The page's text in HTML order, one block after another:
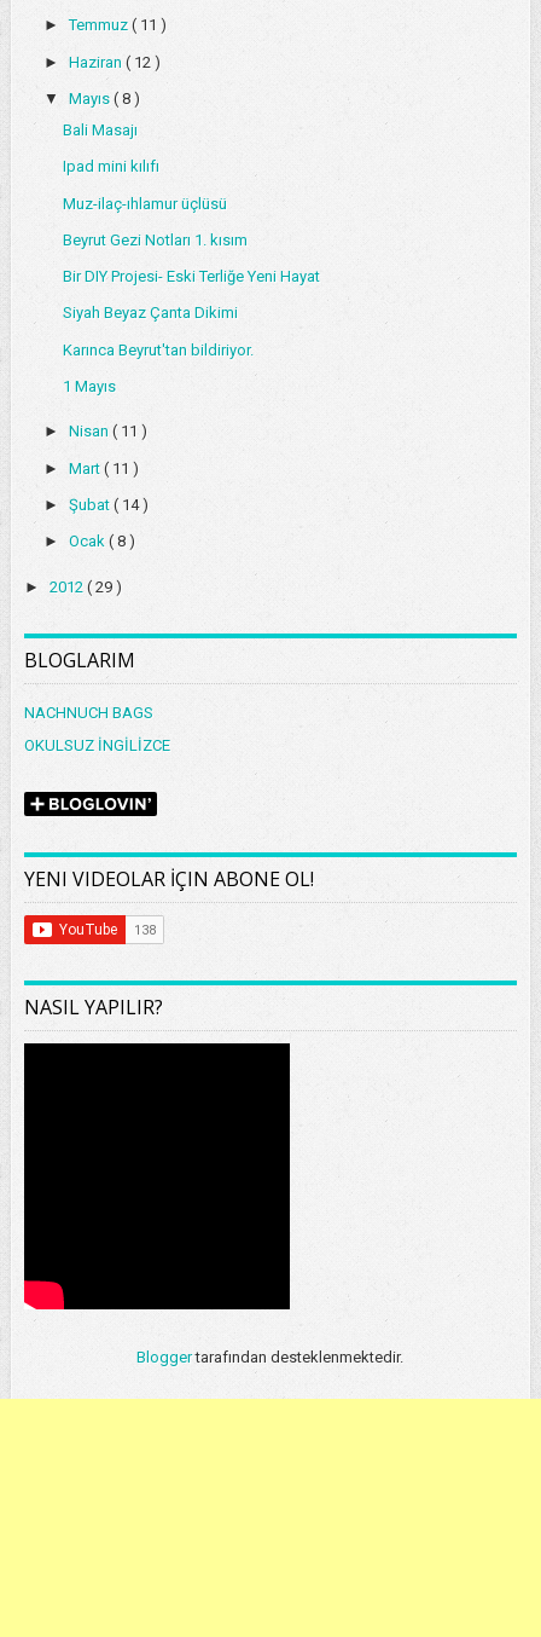
►Temmuz ( 11 )
► Haziran ( 12 )
▼ Mayıs ( 8 )
Bali Masajı
Ipad mini kılıfı
Muz-ilaç-ıhlamur üçlüsü
Beyrut Gezi Notları 1. kısım
Bir DIY Projesi- Eski Terliğe Yeni Hayat
Siyah Beyaz Çanta Dikimi
Karınca Beyrut'tan bildiriyor.
1 Mayıs
► Nisan ( 11 )
► Mart ( 11 )
► Şubat ( 14 )
► Ocak ( 8 )
► 2012 ( 29 )
BLOGLARIM
NACHNUCH BAGS
OKULSUZ İNGİLİZCE
YENI VIDEOLAR İÇIN ABONE OL!
NASIL YAPILIR?
Bloggertarafından desteklenmektedir.